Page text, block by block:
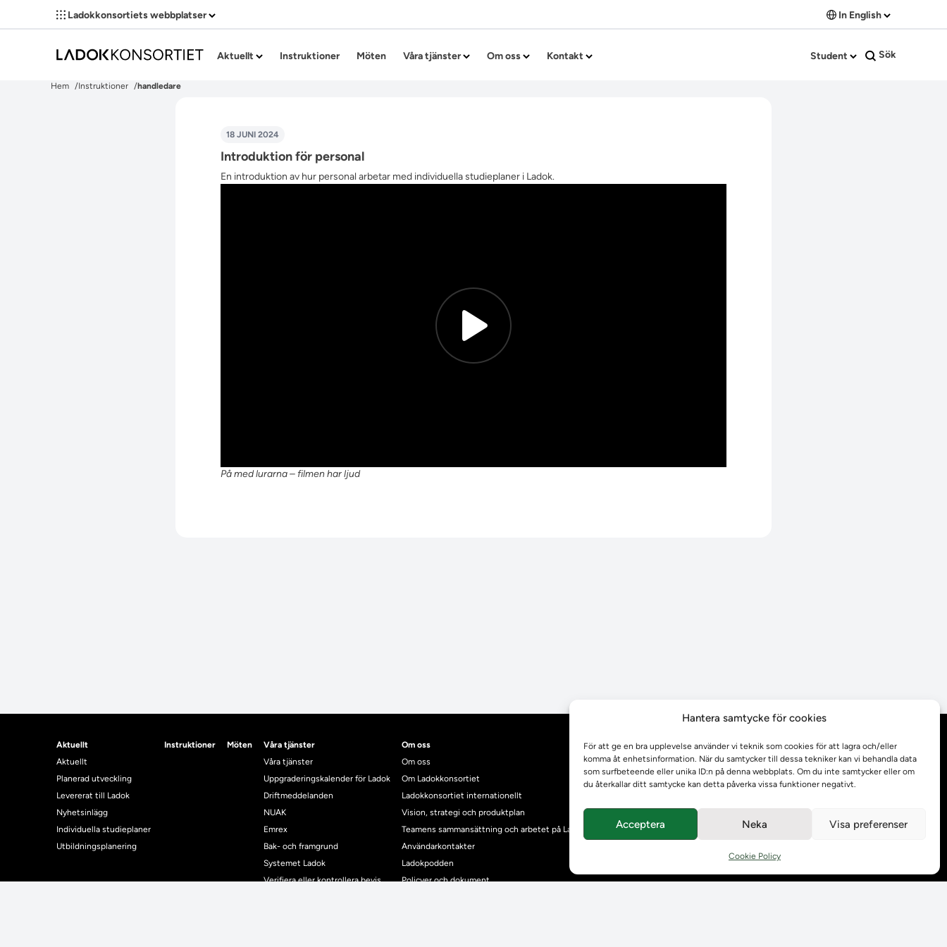
Hantera samtycke för cookies
För att ge en bra upplevelse använder vi teknik som cookies för att lagra och/eller
komma åt enhetsinformation. När du samtycker till dessa tekniker kan vi behandla data
som surfbeteende eller unika ID:n på denna webbplats. Om du inte samtycker eller om
du återkallar ditt samtycke kan detta påverka vissa funktioner negativt.
Acceptera Neka Visa preferenser
Cookie Policy
Ladokkonsortiets webbplatser In English
Aktuellt Instruktioner Möten Våra tjänster Om oss Kontakt Student Sök
Hem Instruktioner handledare
18 JUNI 2024
Introduktion för personal
En introduktion av hur personal arbetar med individuella studieplaner i Ladok.
På med lurarna – filmen har ljud
Aktuellt
Aktuellt
Planerad utveckling
Levererat till Ladok
Nyhetsinlägg
Individuella studieplaner
Utbildningsplanering
Instruktioner Möten
Våra tjänster
Våra tjänster
Uppgraderingskalender för Ladok
Driftmeddelanden
NUAK
Emrex
Bak- och framgrund
Systemet Ladok
Verifiera eller kontrollera bevis
Om oss
Om oss
Om Ladokkonsortiet
Ladokkonsortiet internationellt
Vision, strategi och produktplan
Teamens sammansättning och arbetet på Ladokkonsortiet
Användarkontakter
Ladokpodden
Policyer och dokument
Behandling av
personuppgifter